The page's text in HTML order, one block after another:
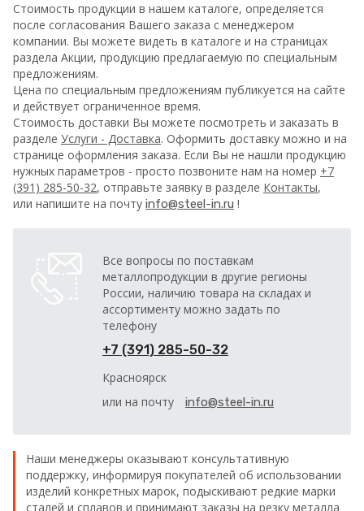
Стоимость продукции в нашем каталоге, определяется
после согласования Вашего заказа с менеджером
компании. Вы можете видеть в каталоге и на страницах
раздела Акции, продукцию предлагаемую по специальным
предложениям.
Цена по специальным предложениям публикуется на сайте
и действует ограниченное время.
Стоимость доставки Вы можете посмотреть и заказать в
разделе Услуги - Доставка. Оформить доставку можно и на
странице оформления заказа. Если Вы не нашли продукцию
нужных параметров - просто позвоните нам на номер +7
(391) 285-50-32, отправьте заявку в разделе Контакты,
или напишите на почту info@steel-in.ru !
Все вопросы по поставкам
металлопродукции в другие регионы
России, наличию товара на складах и
ассортименту можно задать по
телефону
+7 (391) 285-50-32
Красноярск
или на почту
info@steel-in.ru
Наши менеджеры оказывают консультативную
поддержку, информируя покупателей об использовании
изделий конкретных марок, подыскивают редкие марки
сталей и сплавов и принимают заказы на резку металла